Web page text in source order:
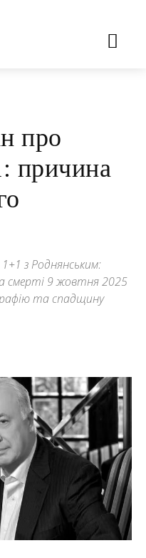
про
причина
з Роднянським:
смерті 9 жовтня 2025
та спадщину